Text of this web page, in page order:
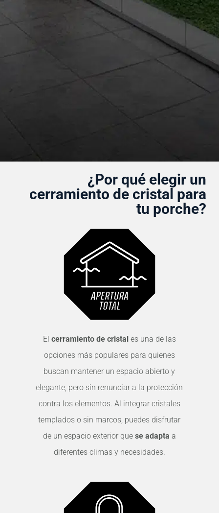
¿Por qué elegir un
cerramiento de cristal para
tu porche?
El cerramiento de cristales una de las
opciones más populares para quienes
buscan mantener un espacio abierto y
elegante, pero sin renunciar a la protección
contra los elementos. Al integrar cristales
templados o sin marcos, puedes disfrutar
de un espacio exterior que se adapta a
diferentes climas y necesidades.